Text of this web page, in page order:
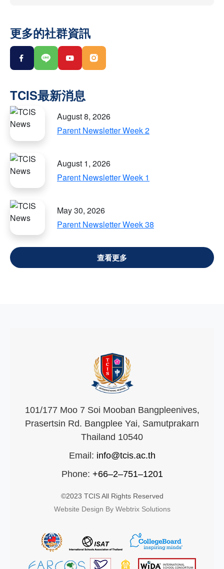
更多的社群資訊
August 8, 2026
Parent Newsletter Week 2
August 1, 2026
Parent Newsletter Week 1
May 30, 2026
Parent Newsletter Week 38
VIEW ALL
101/177 Moo 7 Soi Mooban Bangpleenives,
Prasertsin Rd. Bangplee Yai, Samutprakarn
Thailand 10540
Email: info@tcis.ac.th
Phone: +66–2–751–1201
©2023 TCIS All Rights Reserved
Website Design By Webtrix Solutions